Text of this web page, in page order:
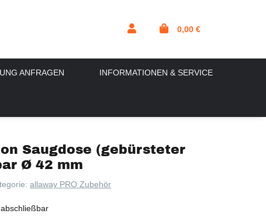
0,00 €
ANFRAGEN INFORMATIONEN & SERVICE
Saugdose (gebürsteter
Ø 42 mm
allaway PRO Zubehör